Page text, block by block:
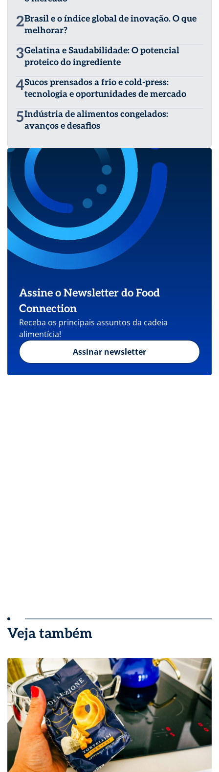
2Brasil e o índice global de inovação. O que
melhorar?
3Gelatina e Saudabilidade: O potencial
proteico do ingrediente
4Sucos prensados a frio e cold-press:
tecnologia e oportunidades de mercado
5Indústria de alimentos congelados:
avanços e desafios
Assine o Newsletter do Food
Connection
Receba os principais assuntos da cadeia
alimentícia!
Assinar newsletter
Veja também